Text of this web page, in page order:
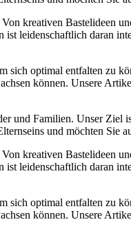
kreativen Bastelideen
leidenschaftlich daran
optimal entfalten zu
können. Unsere
Familien. Unser Ziel
und möchten Sie
kreativen Bastelideen
leidenschaftlich daran
optimal entfalten zu
können. Unsere